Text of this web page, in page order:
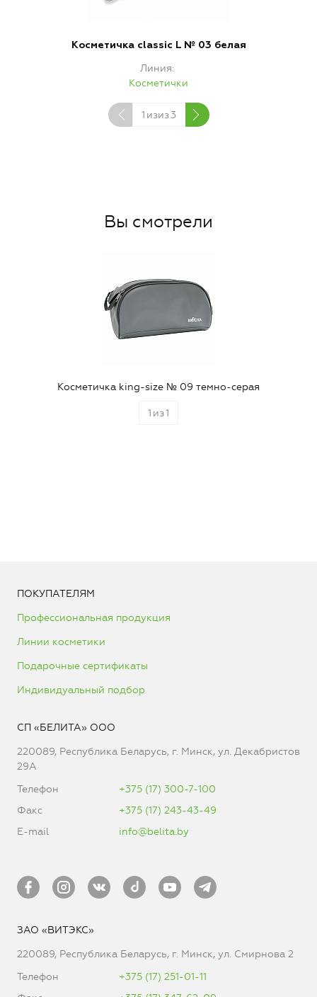
Косметичка classic L № 03 белая
Линия
Косметички
1 изиз3
Вы смотрели
Косметичка king-size № 09 темно-серая
1 из1
ПОКУПАТЕЛЯМ
Профессиональная продукция
Линии косметики
Подарочные сертификаты
Индивидуальный подбор
СП «БЕЛИТА» ООО
220089, Республика Беларусь, г. Минск, ул. Декабристов
29А
Телефон
+375 (17) 300-7-100
Факс
+375 (17) 243-43-49
E-mail
info@belita.by
ЗАО «ВИТЭКС»
220089, Республика Беларусь, г. Минск, ул. Смирнова 2
Телефон
+375 (17) 251-01-11